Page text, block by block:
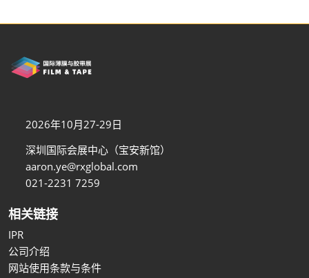
2026年10月27-29日
深圳国际会展中心（宝安新馆）
aaron.ye@rxglobal.com
021-2231 7259
相关链接
IPR
公司介绍
网站使用条款与条件